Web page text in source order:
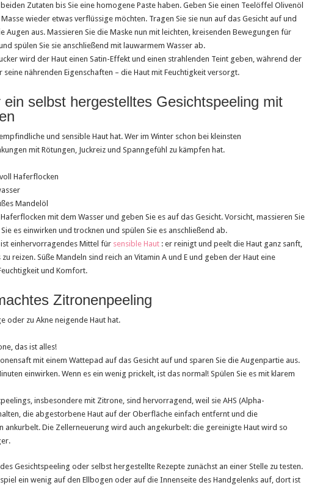
Zutaten bis Sie eine homogene Paste haben. Geben Sie einen Teelöffel Olivenöl
Masse wieder etwas verflüssige möchten. Tragen Sie sie nun auf das Gesicht auf und
Augen aus. Massieren Sie die Maske nun mit leichten, kreisenden Bewegungen für
spülen Sie sie anschließend mit lauwarmem Wasser ab.
wird der Haut einen Satin-Effekt und einen strahlenden Teint geben, während der
seine nährenden Eigenschaften – die Haut mit Feuchtigkeit versorgt.
ein selbst hergestelltes Gesichtspeeling mit
und sensible Haut hat. Wer im Winter schon bei kleinsten
mit Rötungen, Juckreiz und Spanngefühl zu kämpfen hat.
Haferflocken
Mandelöl
mit dem Wasser und geben Sie es auf das Gesicht. Vorsicht, massieren Sie
es einwirken und trocknen und spülen Sie es anschließend ab.
einhervorragendes Mittel für sensible Haut : er reinigt und peelt die Haut ganz sanft,
reizen. Süße Mandeln sind reich an Vitamin A und E und geben der Haut eine
und Komfort.
Zitronenpeeling
oder zu Akne neigende Haut hat.
das ist alles!
mit einem Wattepad auf das Gesicht auf und sparen Sie die Augenpartie aus.
einwirken. Wenn es ein wenig prickelt, ist das normal! Spülen Sie es mit klarem
insbesondere mit Zitrone, sind hervorragend, weil sie AHS (Alpha-
die abgestorbene Haut auf der Oberfläche einfach entfernt und die
ankurbelt. Die Zellerneuerung wird auch angekurbelt: die gereinigte Haut wird so
Gesichtspeeling oder selbst hergestellte Rezepte zunächst an einer Stelle zu testen.
ein wenig auf den Ellbogen oder auf die Innenseite des Handgelenks auf, dort ist